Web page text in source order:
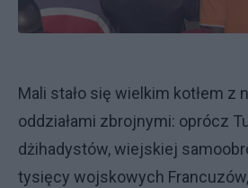
Mali stało się wielkim kotłem z
oddziałami zbrojnymi: oprócz
dżihadystów, wiejskiej
tysięcy wojskowych